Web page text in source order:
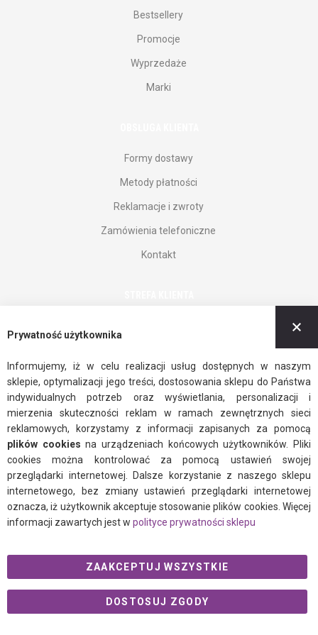
Bestsellery
Promocje
Wyprzedaże
Marki
Formy dostawy
Metody płatności
Reklamacje i zwroty
Zamówienia telefoniczne
Kontakt
BLOG
Newsletter
Regulamin
Polityka prywatności
© 2021 Ogalo.pl
Prywatność użytkownika
Informujemy, iż w celu realizacji usług dostępnych w naszym
sklepie, optymalizacji jego treści, dostosowania sklepu do Państwa
indywidualnych potrzeb oraz wyświetlania, personalizacji i
mierzenia skuteczności reklam w ramach zewnętrznych sieci
reklamowych, korzystamy z informacji zapisanych za pomocą
plików cookiesna urządzeniach końcowych użytkowników. Pliki
cookies można kontrolować za pomocą ustawień swojej
przeglądarki internetowej. Dalsze korzystanie z naszego sklepu
internetowego, bez zmiany ustawień przeglądarki internetowej
oznacza, iż użytkownik akceptuje stosowanie plików cookies. Więcej
informacji zawartych jest w polityce prywatności sklepu
ZAAKCEPTUJ WSZYSTKIE
DOSTOSUJ ZGODY